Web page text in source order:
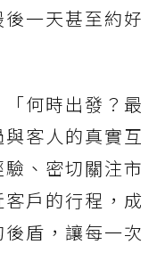
一天甚至約好
何時出發？最
客人的真實互
、密切關注市
戶的行程，成
盾，讓每一次